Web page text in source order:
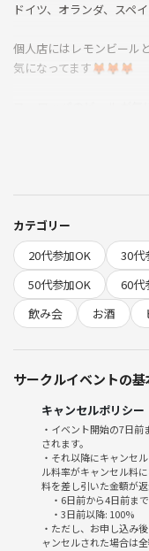
ドイツ、オランダ、スペ
個人店にはレモンビール
気になってます🦊🦊🦊
※当日の仕入れ状況によ
飲食代各自負担
チャージ料550円
当日アラカルト予約
お会計割り勘の予定
他サークルの宣伝
その他迷惑行為
カテゴリー
20代参加OK
30代
50代参加OK
60代
飲み会
お酒
サークルイベントの
キャンセルポリシー
・イベント開始の7日
されます。
・それ以降にキャンセ
ル料率がキャンセル料
料を差し引いた金額が返
・6日前から4日前ま
・3日前以降: 100%
・ただし、お申し込み
ャンセルされた場合は全